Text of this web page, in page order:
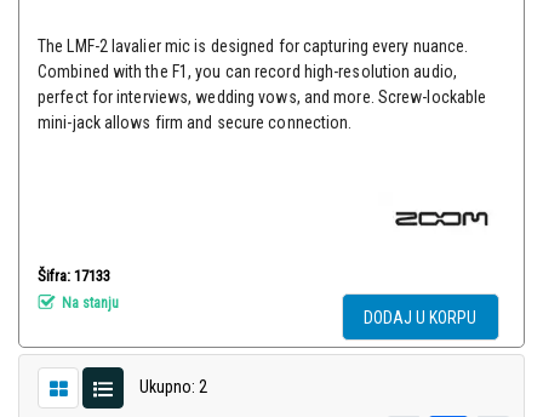
The LMF-2 lavalier mic is designed for capturing every nuance.
Combined with the F1, you can record high-resolution audio,
perfect for interviews, wedding vows, and more. Screw-lockable
mini-jack allows firm and secure connection.
Šifra: 17133
Na stanju
DODAJ U KORPU
Ukupno: 2